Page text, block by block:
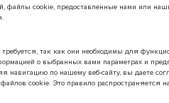
файлы cookie, предоставленные нами или
так как они необходимы для
о выбранных вами параметрах и
навигацию по нашему веб-сайту, вы даете
cookie. Это правило распространяется